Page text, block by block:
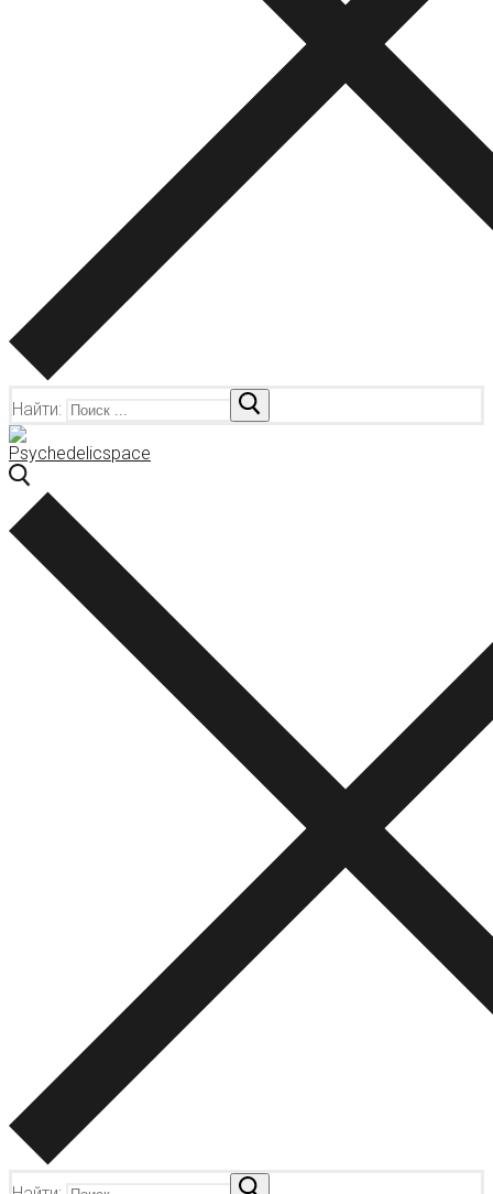
Найти: